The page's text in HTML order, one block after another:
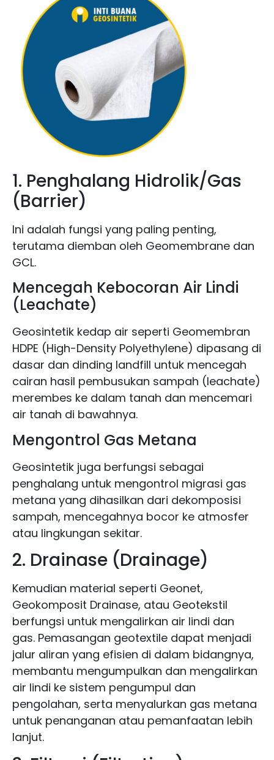
1. Penghalang Hidrolik/Gas
(Barrier)
Ini adalah fungsi yang paling penting,
terutama diemban oleh Geomembrane dan
GCL.
Mencegah Kebocoran Air Lindi
(Leachate)
Geosintetik kedap air seperti Geomembran
HDPE (High-Density Polyethylene) dipasang di
dasar dan dinding landfill untuk mencegah
cairan hasil pembusukan sampah (leachate)
merembes ke dalam tanah dan mencemari
air tanah di bawahnya.
Mengontrol Gas Metana
Geosintetik juga berfungsi sebagai
penghalang untuk mengontrol migrasi gas
metana yang dihasilkan dari dekomposisi
sampah, mencegahnya bocor ke atmosfer
atau lingkungan sekitar.
2. Drainase (Drainage)
Kemudian material seperti Geonet,
Geokomposit Drainase, atau Geotekstil
berfungsi untuk mengalirkan air lindi dan
gas. Pemasangan geotextile dapat menjadi
jalur aliran yang efisien di dalam bidangnya,
membantu mengumpulkan dan mengalirkan
air lindi ke sistem pengumpul dan
pengolahan, serta menyalurkan gas metana
untuk penanganan atau pemanfaatan lebih
lanjut.